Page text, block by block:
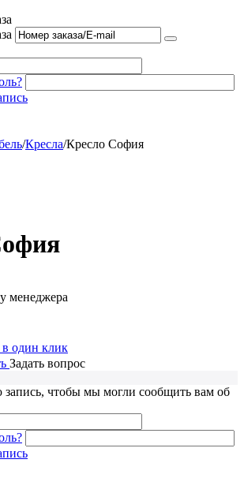
/Кресла/Кресло София
менеджера
один клик
Задать вопрос
чтобы мы могли сообщить вам об